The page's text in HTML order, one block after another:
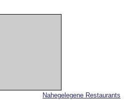
Nahegelegene Restaurants